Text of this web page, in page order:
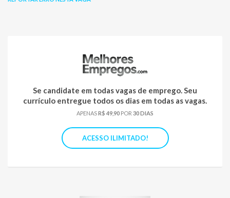
Se candidate em todas vagas de emprego. Seu
currículo entregue todos os dias em todas as vagas.
APENASR$ 49,90 POR 30 DIAS
ACESSO ILIMITADO!